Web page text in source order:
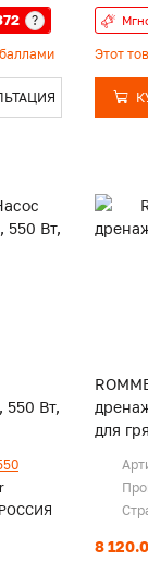
?
Этот
550 Вт,
РОССИЯ
для
8